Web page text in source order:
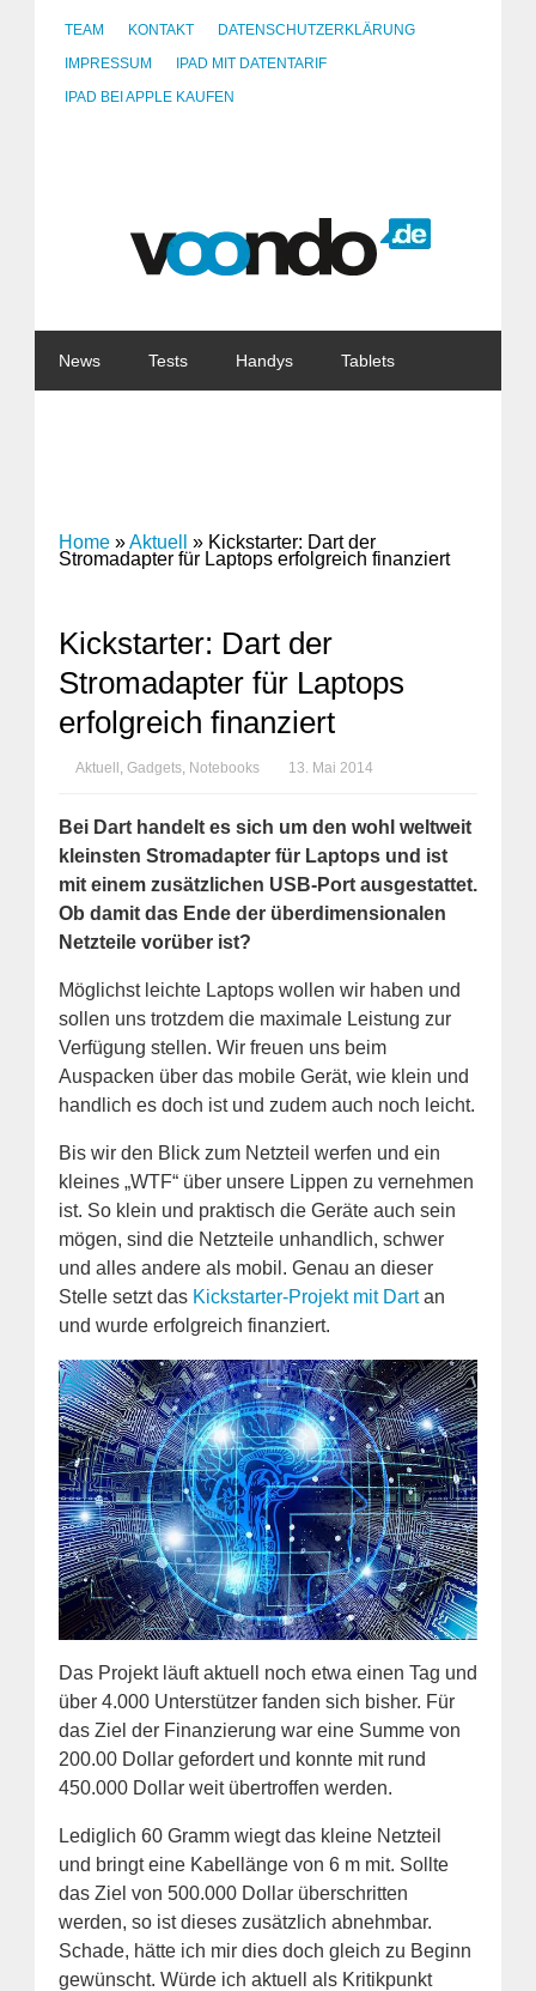
TEAM KONTAKT
DATENSCHUTZERKLÄRUNG
IMPRESSUM
IPAD MIT DATENTARIF
IPAD BEI APPLE KAUFEN
News Tests Handys Tablets
Home »Aktuell » Kickstarter: Dart der
Stromadapter für Laptops erfolgreich finanziert
Kickstarter: Dart der
Stromadapter für Laptops
erfolgreich finanziert
Aktuell , Gadgets, Notebooks 13. Mai 2014
Bei Dart handelt es sich um den wohl weltweit
kleinsten Stromadapter für Laptops und ist
mit einem zusätzlichen USB-Port ausgestattet.
Ob damit das Ende der überdimensionalen
Netzteile vorüber ist?
Möglichst leichte Laptops wollen wir haben und
sollen uns trotzdem die maximale Leistung zur
Verfügung stellen. Wir freuen uns beim
Auspacken über das mobile Gerät, wie klein und
handlich es doch ist und zudem auch noch leicht.
Bis wir den Blick zum Netzteil werfen und ein
kleines „WTF“ über unsere Lippen zu vernehmen
ist. So klein und praktisch die Geräte auch sein
mögen, sind die Netzteile unhandlich, schwer
und alles andere als mobil. Genau an dieser
Stelle setzt das Kickstarter-Projekt mit Dartan
und wurde erfolgreich finanziert.
Das Projekt läuft aktuell noch etwa einen Tag und
über 4.000 Unterstützer fanden sich bisher. Für
das Ziel der Finanzierung war eine Summe von
200.00 Dollar gefordert und konnte mit rund
450.000 Dollar weit übertroffen werden.
Lediglich 60 Gramm wiegt das kleine Netzteil
und bringt eine Kabellänge von 6 m mit. Sollte
das Ziel von 500.000 Dollar überschritten
werden, so ist dieses zusätzlich abnehmbar.
Schade, hätte ich mir dies doch gleich zu Beginn
gewünscht. Würde ich aktuell als Kritikpunkt